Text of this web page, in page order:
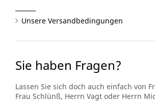
Unsere Versandbedingungen
Sie haben Fragen?
Lassen Sie sich doch auch einfach von
Frau Schlünß, Herrn Vagt oder Herrn